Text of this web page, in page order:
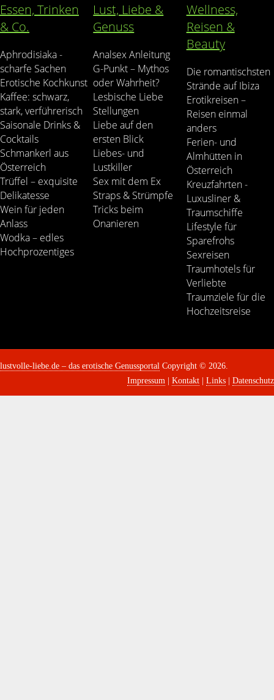
Essen, Trinken
& Co.
Aphrodisiaka -
scharfe Sachen
Erotische Kochkunst
Kaffee: schwarz,
stark, verführerisch
Saisonale Drinks &
Cocktails
Schmankerl aus
Österreich
Trüffel – exquisite
Delikatesse
Wein für jeden
Anlass
Wodka – edles
Hochprozentiges
Lust, Liebe &
Genuss
Analsex Anleitung
G-Punkt – Mythos
oder Wahrheit?
Lesbische Liebe
Stellungen
Liebe auf den
ersten Blick
Liebes- und
Lustkiller
Sex mit dem Ex
Straps & Strümpfe
Tricks beim
Onanieren
Wellness,
Reisen &
Beauty
Die romantischsten
Strände auf Ibiza
Erotikreisen –
Reisen einmal
anders
Ferien- und
Almhütten in
Österreich
Kreuzfahrten -
Luxusliner &
Traumschiffe
Lifestyle für
Sparefrohs
Sexreisen
Traumhotels für
Verliebte
Traumziele für die
Hochzeitsreise
lustvolle-liebe.de – das erotische Genussportal Copyright © 2026.
Impressum | Kontakt | Links | Datenschutz